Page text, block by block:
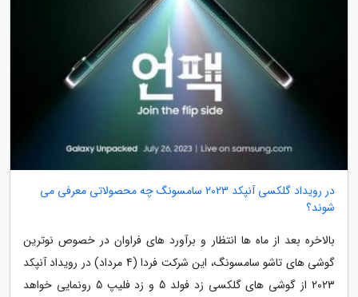
در رویداد گلکسی آنپکد 2023 سامسونگ چه محصولاتی معرفی می
شوند؟
بالاخره بعد از ماه ها انتظار و برآورد های فراوان در خصوص نوترین
گوشی های تاشو سامسونگ، این شرکت فردا (4 مرداد) در رویداد آنپکد
2023 از گوشی های گلکسی زد فولد 5 و زد فلیپ 5 رونمایی خواهد